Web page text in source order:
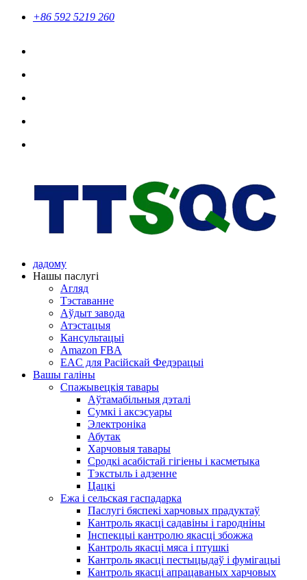
+86 592 5219 260
дадому
Нашы паслугі
Агляд
Тэставанне
Аўдыт завода
Атэстацыя
Кансультацыі
Amazon FBA
EAC для Расійскай Федэрацыі
Вашы галіны
Спажывецкія тавары
Аўтамабільныя дэталі
Сумкі і аксэсуары
Электроніка
Абутак
Харчовыя тавары
Сродкі асабістай гігіены і касметыка
Тэкстыль і адзенне
Цацкі
Ежа і сельская гаспадарка
Паслугі бяспекі харчовых прадуктаў
Кантроль якасці садавіны і гародніны
Інспекцыі кантролю якасці збожжа
Кантроль якасці мяса і птушкі
Кантроль якасці пестыцыдаў і фумігацыі
Кантроль якасці апрацаваных харчовых